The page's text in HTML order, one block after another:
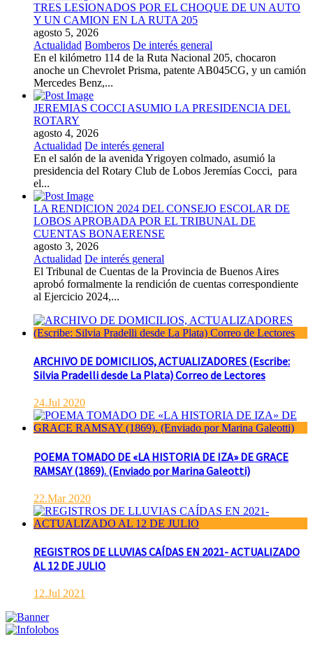
TRES LESIONADOS POR EL CHOQUE DE UN AUTO
Y UN CAMION EN LA RUTA 205
agosto 5, 2026
Actualidad Bomberos De interés general
En el kilómetro 114 de la Ruta Nacional 205, chocaron
anoche un Chevrolet Prisma, patente AB045CG, y un camión
Mercedes Benz,...
JEREMIAS COCCI ASUMIO LA PRESIDENCIA DEL
ROTARY
agosto 4, 2026
Actualidad De interés general
En el salón de la avenida Yrigoyen colmado, asumió la
presidencia del Rotary Club de Lobos Jeremías Cocci, para
el...
LA RENDICION 2024 DEL CONSEJO ESCOLAR DE
LOBOS APROBADA POR EL TRIBUNAL DE
CUENTAS BONAERENSE
agosto 3, 2026
Actualidad De interés general
El Tribunal de Cuentas de la Provincia de Buenos Aires
aprobó formalmente la rendición de cuentas correspondiente
al Ejercicio 2024,...
ARCHIVO DE DOMICILIOS, ACTUALIZADORES (Escribe:
Silvia Pradelli desde La Plata) Correo de Lectores
24.Jul 2020
POEMA TOMADO DE «LA HISTORIA DE IZA» DE GRACE
RAMSAY (1869). (Enviado por Marina Galeotti)
22.Mar 2020
REGISTROS DE LLUVIAS CAÍDAS EN 2021- ACTUALIZADO
AL 12 DE JULIO
12.Jul 2021